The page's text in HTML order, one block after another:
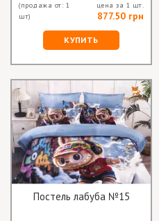
(продажа от: 1
шт)
цена за 1 шт.
877.50 грн
КУПИТЬ
Постель лабуба №15